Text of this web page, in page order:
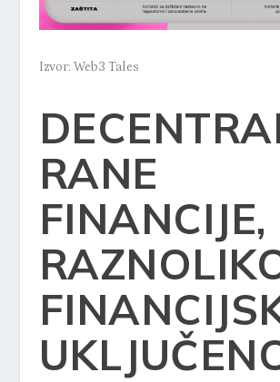
Izvor: Web3 Tales
RANE
FINANCIJE,